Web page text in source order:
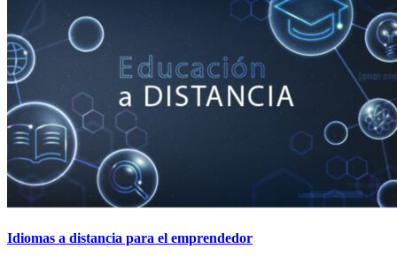
Idiomas a distancia para el emprendedor